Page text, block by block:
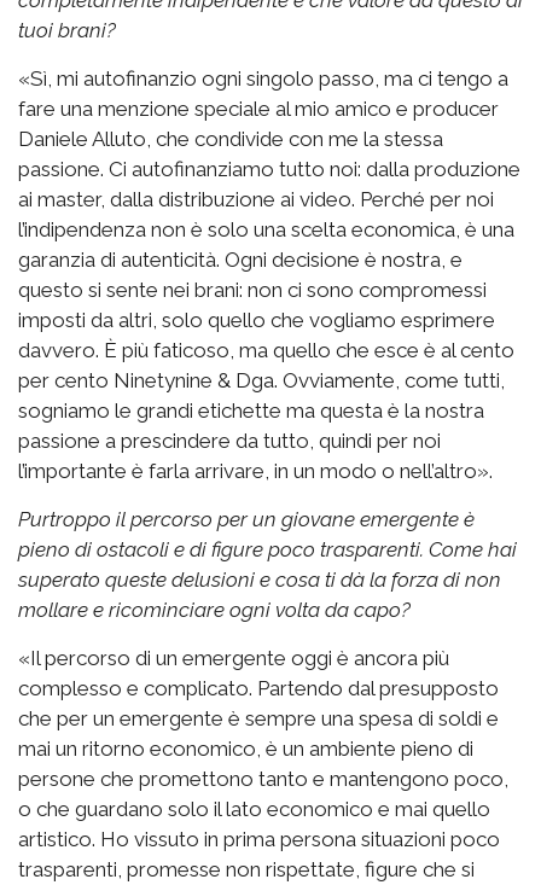
tuoi brani?
«Sì, mi autofinanzio ogni singolo passo, ma ci tengo a
fare una menzione speciale al mio amico e producer
Daniele Alluto, che condivide con me la stessa
passione. Ci autofinanziamo tutto noi: dalla produzione
ai master, dalla distribuzione ai video. Perché per noi
l’indipendenza non è solo una scelta economica, è una
garanzia di autenticità. Ogni decisione è nostra, e
questo si sente nei brani: non ci sono compromessi
imposti da altri, solo quello che vogliamo esprimere
davvero. È più faticoso, ma quello che esce è al cento
per cento Ninetynine & Dga. Ovviamente, come tutti,
sogniamo le grandi etichette ma questa è la nostra
passione a prescindere da tutto, quindi per noi
l’importante è farla arrivare, in un modo o nell’altro».
Purtroppo il percorso per un giovane emergente è
pieno di ostacoli e di figure poco trasparenti. Come hai
superato queste delusioni e cosa ti dà la forza di non
mollare e ricominciare ogni volta da capo?
«Il percorso di un emergente oggi è ancora più
complesso e complicato. Partendo dal presupposto
che per un emergente è sempre una spesa di soldi e
mai un ritorno economico, è un ambiente pieno di
persone che promettono tanto e mantengono poco,
o che guardano solo il lato economico e mai quello
artistico. Ho vissuto in prima persona situazioni poco
trasparenti, promesse non rispettate, figure che si